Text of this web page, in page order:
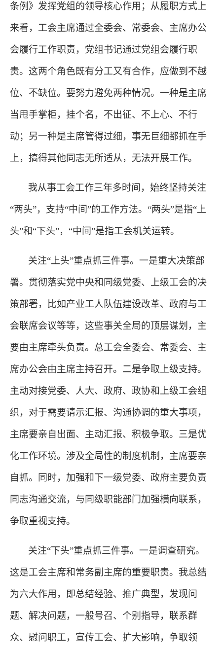
条例》发挥党组的领导核心作用；从履职方式上
来看，工会主席通过全委会、常委会、主席办公
会履行工作职责，党组书记通过党组会履行职
责。这两个角色既有分工又有合作，应做到不越
位、不缺位。要努力避免两种情况。一种是主席
当甩手掌柜，挂个名，不出征、不上心、不行
动；另一种是主席管得过细，事无巨细都抓在手
上，搞得其他同志无所适从，无法开展工作。
我从事工会工作三年多时间，始终坚持关注
“两头”，支持“中间”的工作方法。“两头”是指“上
头”和“下头”，“中间”是指工会机关运转。
关注“上头”重点抓三件事。一是重大决策部
署。贯彻落实党中央和同级党委、上级工会的决
策部署，比如产业工人队伍建设改革、政府与工
会联席会议等等，这些事关全局的顶层谋划，主
要由主席牵头负责。总工会全委会、常委会、主
席办公会由主席主持召开。二是争取上级支持。
主动对接党委、人大、政府、政协和上级工会组
织，对于需要请示汇报、沟通协调的重大事项，
主席要亲自出面、主动汇报、积极争取。三是优
化工作环境。涉及全局性的制度机制，主席要亲
自抓。同时，加强和下一级党委、政府主要负责
同志沟通交流，与同级职能部门加强横向联系，
争取重视支持。
关注“下头”重点抓三件事。一是调查研究。
这是工会主席和常务副主席的重要职责。我总结
为六大作用，即总结经验、推广典型，发现问
题、解决问题，一般号召、个别指导，联系群
众、慰问职工，宣传工会、扩大影响，争取领